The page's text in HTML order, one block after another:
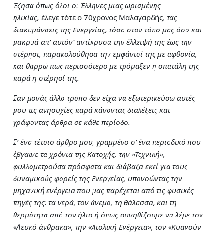
Έζησα όπως όλοι οι Έλληνες μιας ωρισμένης
ηλικίας,έλεγε τότε ο 70χρονος Μαλαγαρδής, τας
διακυμάνσεις της Ενεργείας, τόσο στον τόπο μας όσο και
μακρυά απ’ αυτόν· αντίκρυσα την έλλειψή της έως την
στέρησι, παρακολούθησα την εμφάνισί της με αφθονία,
και θαρρώ πως περισσότερο με τρόμαξεν η σπατάλη της
παρά η στέρησί της.
Σαν μονάς άλλο τρόπο δεν είχα να εξωτερικεύσω αυτές
μου τις ανησυχίες παρά κάνοντας διαλέξεις και
γράφοντας άρθρα σε κάθε περίοδο.
Σ’ ένα τέτοιο άρθρο μου, γραμμένο σ’ ένα περιοδικό που
έβγαινε τα χρόνια της Κατοχής, την «Τεχνική»,
φυλλομετρούσα πρόσφατα και διάβαζα εκεί για τους
δυναμικούς φορείς της Ενεργείας, υπονοώντας την
μηχανική ενέργεια που μας παρέχεται από τις φυσικές
πηγές της: τα νερά, τον άνεμο, τη θάλασσα, και τη
θερμότητα από τον ήλιο ή όπως συνηθίζουμε να λέμε τον
«Λευκό άνθρακα», την «Αιολική Ενέργεια», τον «Κυανούν